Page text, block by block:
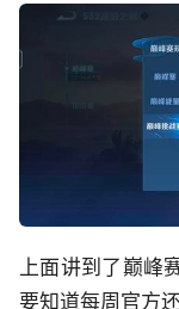
上面讲到了巅峰
要知道每周官方